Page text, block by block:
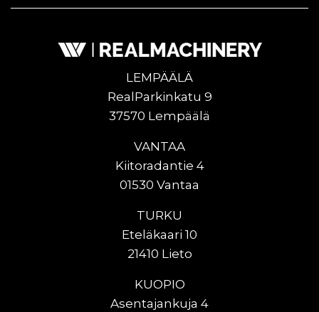
LEMPÄÄLÄ
RealParkinkatu 9
37570 Lempäälä
VANTAA
Kiitoradantie 4
01530 Vantaa
TURKU
Eteläkaari 10
21410 Lieto
KUOPIO
Asentajankuja 4